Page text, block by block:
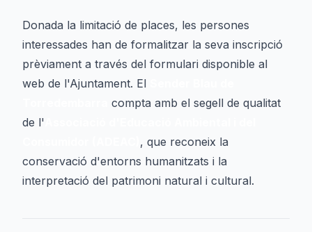
Donada la limitació de places, les persones
interessades han de formalitzar la seva inscripció
prèviament a través del formulari disponible al
web de l'Ajuntament. El
compta amb el segell de qualitat
de l'
, que reconeix la
conservació d'entorns humanitzats i la
interpretació del patrimoni natural i cultural.